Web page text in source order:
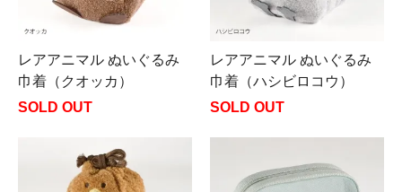
レアアニマル ぬいぐるみ
巾着（クオッカ）
SOLD OUT
レアアニマル ぬいぐるみ
巾着（ハシビロコウ）
SOLD OUT